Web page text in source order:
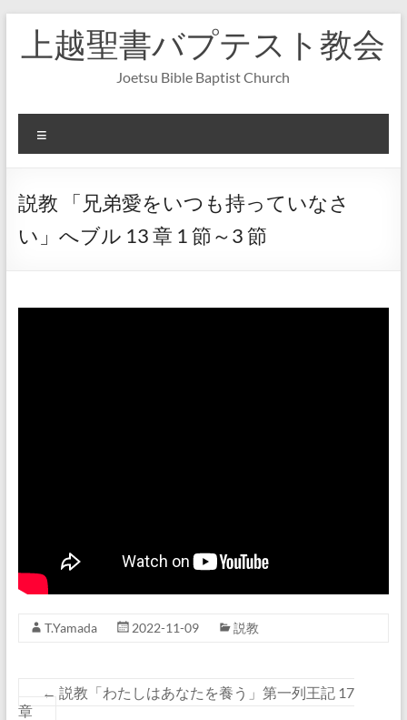
へ
上越聖書バプテスト教会
Joetsu Bible Baptist Church
ニ
ー
説教 「兄弟愛をいつも持っていなさ
い」へブル 13 章 1 節～3 節
T.Yamada 2022-11-09 説教
← 説教「わたしはあなたを養う」第一列王記 17
章